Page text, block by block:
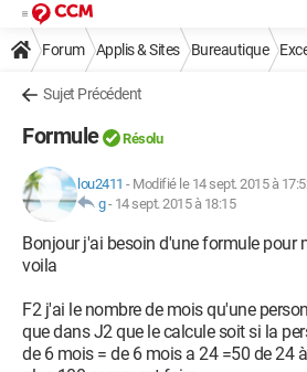
Forum Applis & Sites Bureautique
Sujet Précédent
Formule Résolu
lou2411 - Modifié le 14 sept. 2015 à
g- 14 sept. 2015 à 18:15
Bonjour j'ai besoin d'une formule pour
voila
F2 j'ai le nombre de mois qu'une
que dans J2 que le calcule soit si la
de 6 mois = de 6 mois a 24 =50 de 24